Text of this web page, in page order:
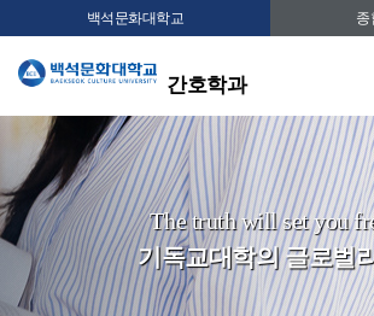
백석문화대학교 종
간호학과
The truth will set you
기독교대학의 글로벌